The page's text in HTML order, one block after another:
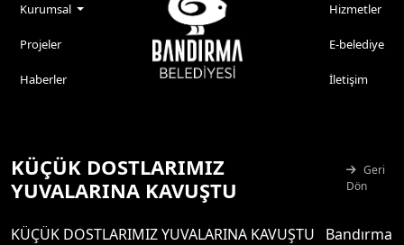
Kurumsal
Projeler
Haberler
Hizmetler
E-belediye
İletişim
KÜÇÜK DOSTLARIMIZ
YUVALARINA KAVUŞTU
Geri
Dön
KÜÇÜK DOSTLARIMIZ YUVALARINA KAVUŞTU Bandırma